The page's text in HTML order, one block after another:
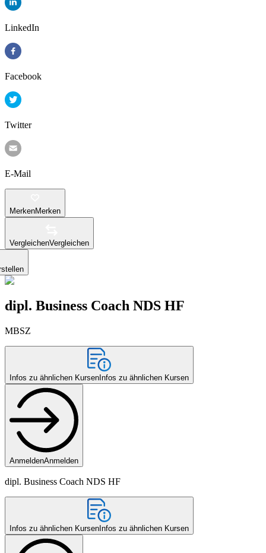
LinkedIn
Facebook
Twitter
E-Mail
MerkenMerken
VergleichenVergleichen
dipl. Business Coach NDS HF
MBSZ
Infos zu ähnlichen Kursen Infos zu ähnlichen Kursen
AnmeldenAnmelden
dipl. Business Coach NDS HF
Infos zu ähnlichen Kursen Infos zu ähnlichen Kursen